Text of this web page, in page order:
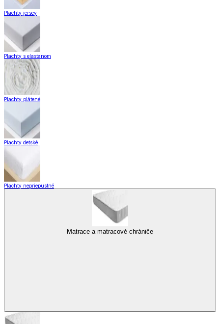
Plachty jersey
Plachty s elastanom
Plachty plátené
Plachty detské
Plachty nepriepustné
Matrace a matracové chrániče